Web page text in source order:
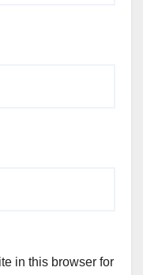
in this browser for